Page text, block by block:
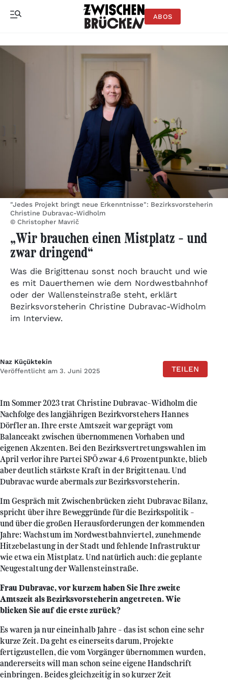
ABOS
"Jedes Projekt bringt neue Erkenntnisse": Bezirksvorsteherin
Christine Dubravac-Widholm
© Christopher Mavrič
„Wir brauchen einen Mistplatz – und
zwar dringend“
Was die Brigittenau sonst noch braucht und wie
es mit Dauerthemen wie dem Nordwestbahnhof
oder der Wallensteinstraße steht, erklärt
Bezirksvorsteherin Christine Dubravac-Widholm
im Interview.
Naz Küçüktekin
Veröffentlicht am 3. Juni 2025
TEILEN
Im Sommer 2023 trat Christine Dubravac-Widholm die
Nachfolge des langjährigen Bezirkvorstehers Hannes
Dörfler an. Ihre erste Amtszeit war geprägt vom
Balanceakt zwischen übernommenen Vorhaben und
eigenen Akzenten. Bei den Bezirksvertretungswahlen im
April verlor ihre Partei SPÖ zwar 4,6 Prozentpunkte, blieb
aber deutlich stärkste Kraft in der Brigittenau. Und
Dubravac wurde abermals zur Bezirksvorsteherin.
Im Gespräch mit Zwischenbrücken zieht Dubravac Bilanz,
spricht über ihre Beweggründe für die Bezirkspolitik –
und über die großen Herausforderungen der kommenden
Jahre: Wachstum im Nordwestbahnviertel, zunehmende
Hitzebelastung in der Stadt und fehlende Infrastruktur
wie etwa ein Mistplatz. Und natürlich auch: die geplante
Neugestaltung der Wallensteinstraße.
Frau Dubravac, vor kurzem haben Sie Ihre zweite
Amtszeit als Bezirksvorsteherin angetreten. Wie
blicken Sie auf die erste zurück?
Es waren ja nur eineinhalb Jahre – das ist schon eine sehr
kurze Zeit. Da geht es einerseits darum, Projekte
fertigzustellen, die vom Vorgänger übernommen wurden,
andererseits will man schon seine eigene Handschrift
einbringen. Beides gleichzeitig in so kurzer Zeit